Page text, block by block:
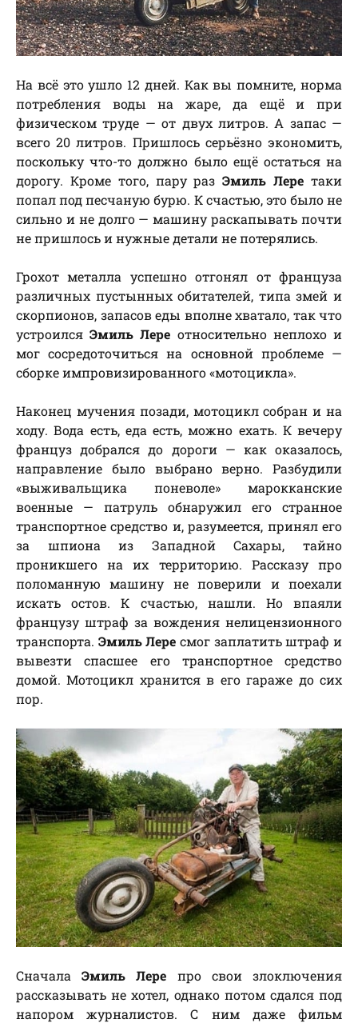
На всё это ушло 12 дней. Как вы помните, норма
потребления воды на жаре, да ещё и при
физическом труде — от двух литров. А запас —
всего 20 литров. Пришлось серьёзно экономить,
поскольку что-то должно было ещё остаться на
дорогу. Кроме того, пару разЭмиль Лере таки
попал под песчаную бурю. К счастью, это было не
сильно и не долго — машину раскапывать почти
не пришлось и нужные детали не потерялись.
Грохот металла успешно отгонял от француза
различных пустынных обитателей, типа змей и
скорпионов, запасов еды вполне хватало, так что
устроилсяЭмиль Лере относительно неплохо и
мог сосредоточиться на основной проблеме —
сборке импровизированного «мотоцикла».
Наконец мучения позади, мотоцикл собран и на
ходу. Вода есть, еда есть, можно ехать. К вечеру
француз добрался до дороги — как оказалось,
направление было выбрано верно. Разбудили
«выживальщика поневоле» марокканские
военные — патруль обнаружил его странное
транспортное средство и, разумеется, принял его
за шпиона из Западной Сахары, тайно
проникшего на их территорию. Рассказу про
поломанную машину не поверили и поехали
искать остов. К счастью, нашли. Но впаяли
французу штраф за вождения нелицензионного
транспорта. Эмиль Лересмог заплатить штраф и
вывезти спасшее его транспортное средство
домой. Мотоцикл хранится в его гараже до сих
пор.
СначалаЭмиль Лере про свои злоключения
рассказывать не хотел, однако потом сдался под
напором журналистов. С ним даже фильм